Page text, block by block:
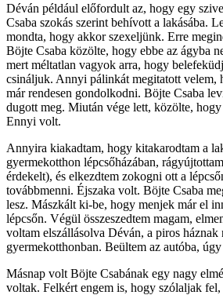
Déván például előfordult az, hogy egy
Csaba szokás szerint behívott a lakásába.
mondta, hogy akkor szexeljünk. Erre
Böjte Csaba közölte, hogy ebbe az ágyba
mert méltatlan vagyok arra, hogy
csináljuk. Annyi pálinkát megitatott velem,
már rendesen gondolkodni. Böjte Csaba
dugott meg. Miután vége lett, közölte,
Ennyi volt.
Annyira kiakadtam, hogy kitakarodtam a
gyermekotthon lépcsőházában,
érdekelt), és elkezdtem zokogni ott a
továbbmenni. Éjszaka volt. Böjte Csaba
lesz. Mászkált ki-be, hogy menjek már el
lépcsőn. Végül összeszedtem magam,
voltam elszállásolva Déván, a piros háznak
gyermekotthonban. Beültem az autóba,
Másnap volt Böjte Csabának egy nagy
voltak. Felkért engem is, hogy szólaljak fel,